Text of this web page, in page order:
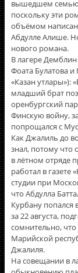
вышедшем семью
поскольку эти
объёмом
Абдулле Алише.
нового романа.
В лагере
Фоата Булатова
«Казан утлары»):
младший брат
оренбургский
Финскую войну,
попрощался с
Как Джалиль до
знал, потому что
в лётном отряде
работал в газете
студии при
что Абдулла
Курбану
за 22 августа,
сомнительно,
Марийской
Джалиля.
На совещании в